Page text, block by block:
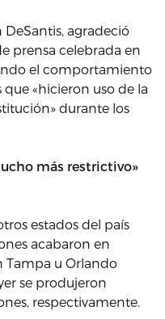
agradeció
prensa celebrada en
el comportamiento
«hicieron uso de la
durante los
más restrictivo»
estados del país
acabaron en
Tampa u Orlando
se produjeron
respectivamente.